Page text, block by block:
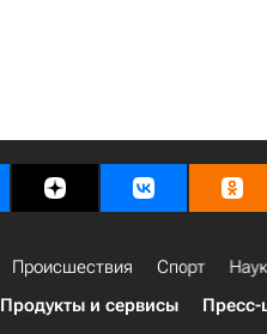
Происшествия Спорт
Продукты и сервисы Пресс-